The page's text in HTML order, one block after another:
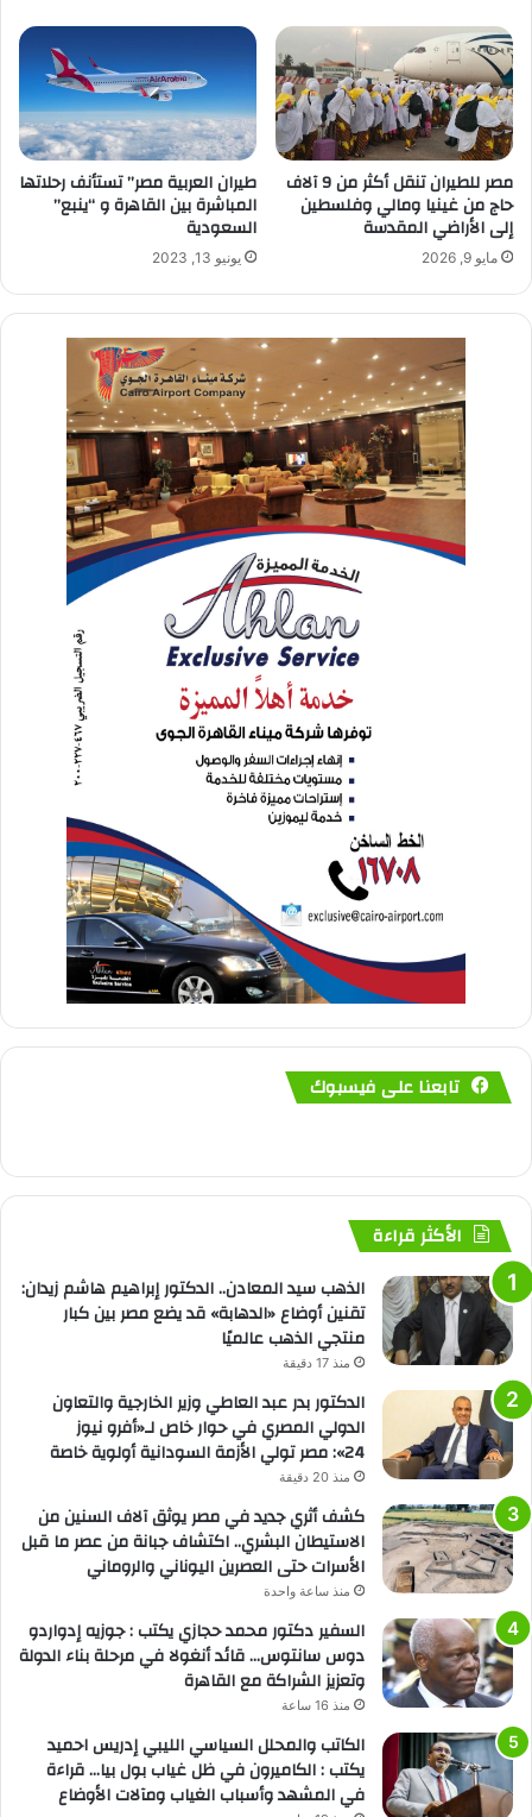
مصر للطيران تنقل أكثر من 9 آلاف
حاج من غينيا ومالي وفلسطين
إلى الأراضي المقدسة
مايو 9, 2026
طيران العربية مصر” تستأنف رحلاتها
المباشرة بين القاهرة و “ينبع”
السعودية
يونيو 13, 2023
تابعنا على فيسبوك
الأكثر قراءة
الذهب سيد المعادن.. الدكتور إبراهيم هاشم زيدان:
تقنين أوضاع «الدهابة» قد يضع مصر بين كبار
منتجي الذهب عالميًا
منذ 17 دقيقة
الدكتور بدر عبد العاطي وزير الخارجية والتعاون
الدولي المصري في حوار خاص لـ«أفرو نيوز
24»: مصر تولي الأزمة السودانية أولوية خاصة
منذ 20 دقيقة
كشف أثري جديد في مصر يوثق آلاف السنين من
الاستيطان البشري.. اكتشاف جبانة من عصر ما قبل
الأسرات حتى العصرين اليوناني والروماني
منذ ساعة واحدة
السفير دكتور محمد حجازي يكتب : جوزيه إدواردو
دوس سانتوس… قائد أنغولا في مرحلة بناء الدولة
وتعزيز الشراكة مع القاهرة
منذ 16 ساعة
الكاتب والمحلل السياسي الليبي إدريس احميد
يكتب : الكاميرون في ظل غياب بول بيا… قراءة
في المشهد وأسباب الغياب ومآلات الأوضاع